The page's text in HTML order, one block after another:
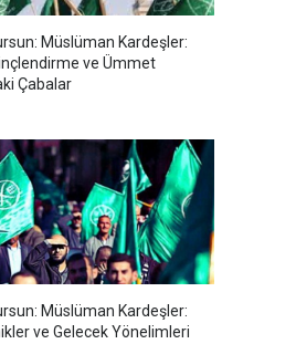
Müslüman Kardeşler:
ve Ümmet
Çabalar
Müslüman Kardeşler:
ve Gelecek Yönelimleri